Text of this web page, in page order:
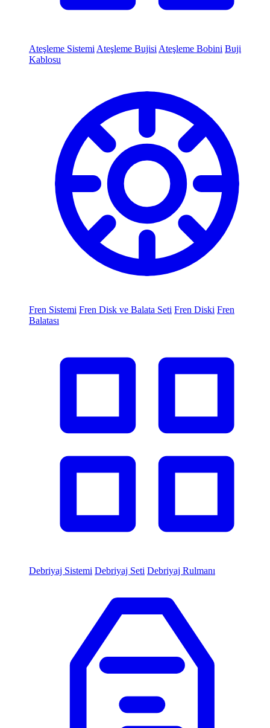
Ateşleme Sistemi Ateşleme Bujisi Ateşleme Bobini Buji
Kablosu
Fren Sistemi Fren Disk ve Balata Seti Fren Diski Fren
Balatası
Debriyaj Sistemi Debriyaj Seti Debriyaj Rulmanı